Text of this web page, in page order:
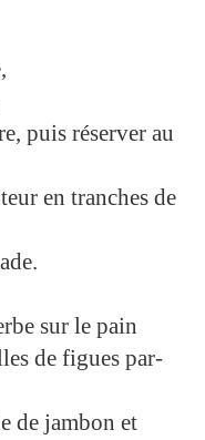
puis réserver au
en tranches de
sur le pain
de figues par-
de jambon et